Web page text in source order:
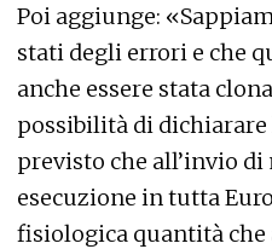
Poi aggiunge:
stati degli errori e che
anche essere stata
possibilità di dichiarare
previsto che all’invio
esecuzione in tutta
fisiologica quantità